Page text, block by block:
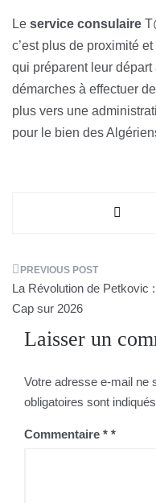
Le service consulaire
c’est plus de proximité
qui préparent leur départ
démarches à effectuer
plus vers une
pour le bien des
Navigation
de
l’article
La Révolution de Petkovic :
Cap sur 2026
Laisser un
Votre adresse e-mail ne
obligatoires sont
Commentaire *